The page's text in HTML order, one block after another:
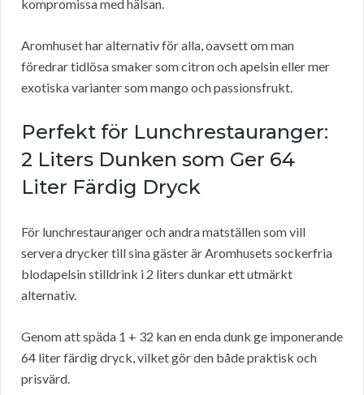
kompromissa med hälsan.
Aromhuset har alternativ för alla, oavsett om man
föredrar tidlösa smaker som citron och apelsin eller mer
exotiska varianter som mango och passionsfrukt.
Perfekt för Lunchrestauranger:
2 Liters Dunken som Ger 64
Liter Färdig Dryck
För lunchrestauranger och andra matställen som vill
servera drycker till sina gäster är Aromhusets sockerfria
blodapelsin stilldrink i 2 liters dunkar ett utmärkt
alternativ.
Genom att späda 1 + 32 kan en enda dunk ge imponerande
64 liter färdig dryck, vilket gör den både praktisk och
prisvärd.